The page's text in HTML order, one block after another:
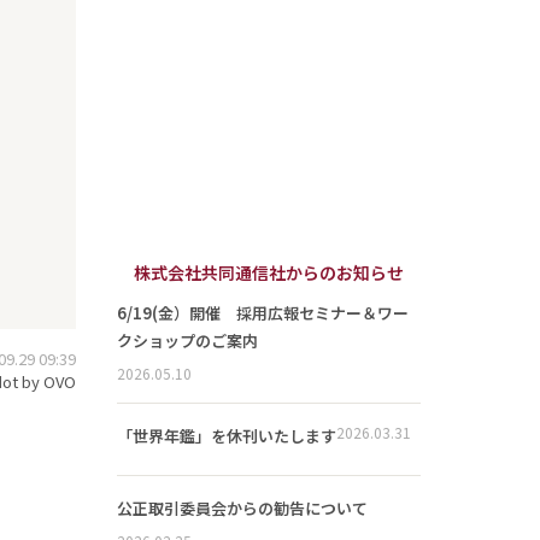
09:39
by OVO
株式会社共同通信社からのお知らせ
6/19(金）開催 採用広報セミナー＆ワー
クショップのご案内
2026.05.10
「世界年鑑」を休刊いたします2026.03.31
公正取引委員会からの勧告について